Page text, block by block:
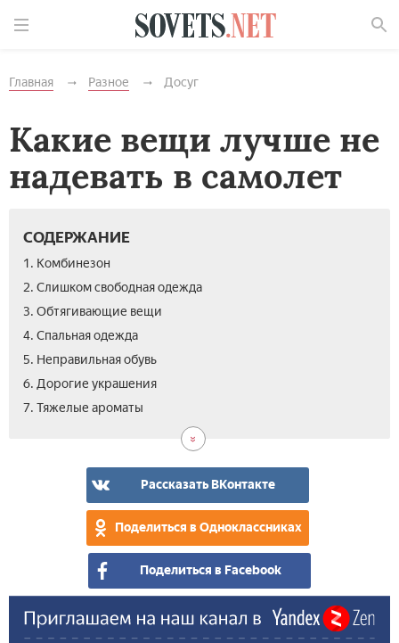
Главная Разное Досуг
Какие вещи лучше не
надевать в самолет
СОДЕРЖАНИЕ
1. Комбинезон
2. Слишком свободная одежда
3. Обтягивающие вещи
4. Спальная одежда
5. Неправильная обувь
6. Дорогие украшения
7. Тяжелые ароматы
Рассказать ВКонтакте
Поделиться в Одноклассниках
Поделиться в Facebook